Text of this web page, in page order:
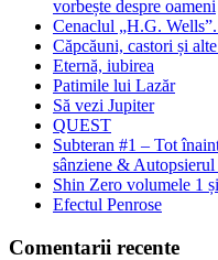
vorbește despre oameni
Cenaclul „H.G.
Căpcăuni, castori și
Eternă, iubirea
Patimile lui Lazăr
Să vezi Jupiter
QUEST
Subteran #1 – Tot
sânziene &
Shin Zero volumele 1
Efectul Penrose
Comentarii recente